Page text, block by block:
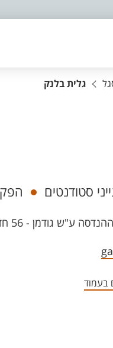
גלית בלנק
סטודנטים
- 56 חדר 108, קמפוס מרקוס
הסגל
בעמוד